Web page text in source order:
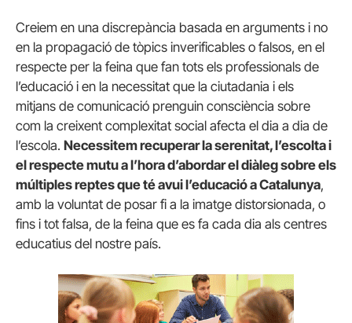
Creiem en una discrepància basada en arguments i no
en la propagació de tòpics inverificables o falsos, en el
respecte per la feina que fan tots els professionals de
l’educació i en la necessitat que la ciutadania i els
mitjans de comunicació prenguin consciència sobre
com la creixent complexitat social afecta el dia a dia de
l’escola. Necessitem recuperar la serenitat, l’escolta i
el respecte mutu a l’hora d’abordar el diàleg sobre els
múltiples reptes que té avui l’educació a Catalunya,
amb la voluntat de posar fi a la imatge distorsionada, o
fins i tot falsa, de la feina que es fa cada dia als centres
educatius del nostre país.